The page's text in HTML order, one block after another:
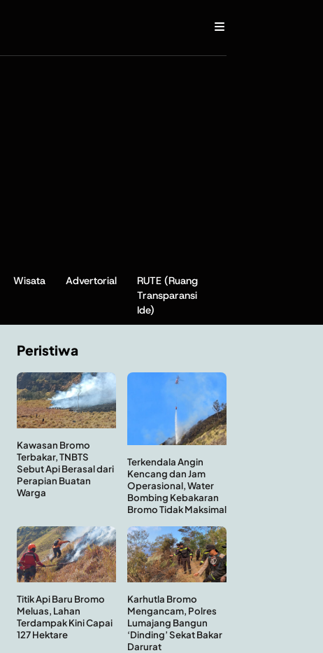
Wisata Advertorial
RUTE (Ruang
Transparansi
Ide)
Peristiwa
Kawasan Bromo
Terbakar, TNBTS
Sebut Api Berasal dari
Perapian Buatan
Warga
Terkendala Angin
Kencang dan Jam
Operasional, Water
Bombing Kebakaran
Bromo Tidak Maksimal
Titik Api Baru Bromo
Meluas, Lahan
Terdampak Kini Capai
127 Hektare
Karhutla Bromo
Mengancam, Polres
Lumajang Bangun
‘Dinding’ Sekat Bakar
Darurat